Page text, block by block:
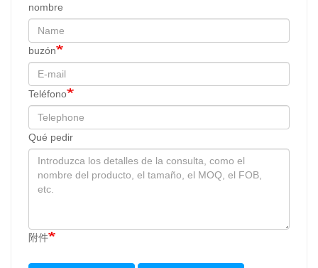
nombre
buzón
Teléfono
Qué pedir
附件